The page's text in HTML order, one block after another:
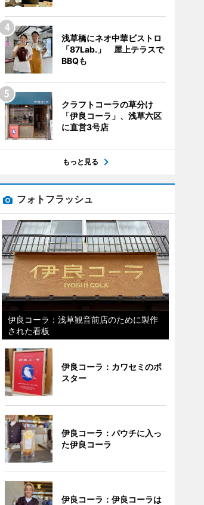
浅草橋にネオ中華ビストロ
「87Lab.」 屋上テラスで
BBQも
クラフトコーラの草分け
「伊良コーラ」、浅草六区
に直営3号店
もっと見る
フォトフラッシュ
伊良コーラ：浅草観音前店のために製作
された看板
伊良コーラ：カワセミのポ
スター
伊良コーラ：パウチに入っ
た伊良コーラ
伊良コーラ：伊良コーラは